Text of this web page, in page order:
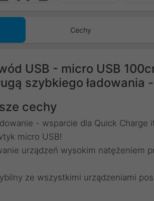
Cechy
USB - micro USB
szybkiego ładowania
cechy
- wsparcie dla Quick Charge
micro USB!
urządzeń wysokim natężeniem
ze wszystkimi urządzeniami